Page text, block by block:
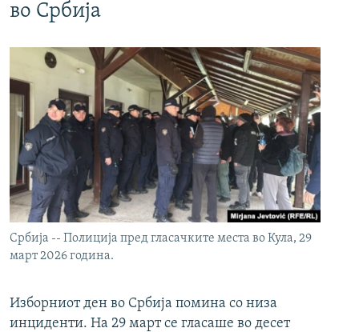
во Србија
Србија -- Полиција пред гласачките места во Кула, 29
март 2026 година.
Изборниот ден во Србија помина со низа
инциденти. На 29 март се гласаше во десет